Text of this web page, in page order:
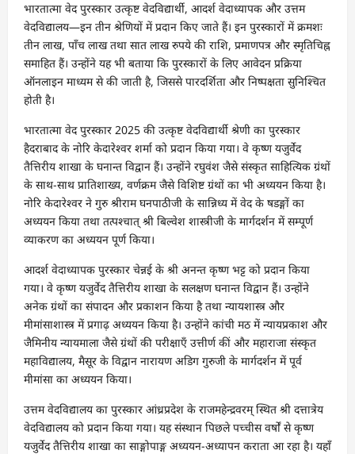
भारतात्मा वेद पुरस्कार उत्कृष्ट वेदविद्यार्थी, आदर्श वेदाध्यापक और उत्तम
वेदविद्यालय—इन तीन श्रेणियों में प्रदान किए जाते हैं। इन पुरस्कारों में क्रमशः
तीन लाख, पाँच लाख तथा सात लाख रुपये की राशि, प्रमाणपत्र और स्मृतिचिह्न
समाहित हैं। उन्होंने यह भी बताया कि पुरस्कारों के लिए आवेदन प्रक्रिया
ऑनलाइन माध्यम से की जाती है, जिससे पारदर्शिता और निष्पक्षता सुनिश्चित
होती है।
भारतात्मा वेद पुरस्कार 2025 की उत्कृष्ट वेदविद्यार्थी श्रेणी का पुरस्कार
हैदराबाद के नोरि केदारेश्वर शर्मा को प्रदान किया गया। वे कृष्ण यजुर्वेद
तैत्तिरीय शाखा के घनान्त विद्वान हैं। उन्होंने रघुवंश जैसे संस्कृत साहित्यिक ग्रंथों
के साथ-साथ प्रातिशाख्य, वर्णक्रम जैसे विशिष्ट ग्रंथों का भी अध्ययन किया है।
नोरि केदारेश्वर ने गुरु श्रीराम घनपाठीजी के सान्निध्य में वेद के षडङ्गों का
अध्ययन किया तथा तत्पश्चात् श्री बिल्वेश शास्त्रीजी के मार्गदर्शन में सम्पूर्ण
व्याकरण का अध्ययन पूर्ण किया।
आदर्श वेदाध्यापक पुरस्कार चेन्नई के श्री अनन्त कृष्ण भट्ट को प्रदान किया
गया। वे कृष्ण यजुर्वेद तैत्तिरीय शाखा के सलक्षण घनान्त विद्वान हैं। उन्होंने
अनेक ग्रंथों का संपादन और प्रकाशन किया है तथा न्यायशास्त्र और
मीमांसाशास्त्र में प्रगाढ़ अध्ययन किया है। उन्होंने कांची मठ में न्यायप्रकाश और
जैमिनीय न्यायमाला जैसे ग्रंथों की परीक्षाएँ उत्तीर्ण कीं और महाराजा संस्कृत
महाविद्यालय, मैसूर के विद्वान नारायण अडिग गुरुजी के मार्गदर्शन में पूर्व
मीमांसा का अध्ययन किया।
उत्तम वेदविद्यालय का पुरस्कार आंध्रप्रदेश के राजमहेन्द्रवरम् स्थित श्री दत्तात्रेय
वेदविद्यालय को प्रदान किया गया। यह संस्थान पिछले पच्चीस वर्षों से कृष्ण
यजुर्वेद तैत्तिरीय शाखा का साङ्गोपाङ्ग अध्ययन-अध्यापन कराता आ रहा है। यहाँ